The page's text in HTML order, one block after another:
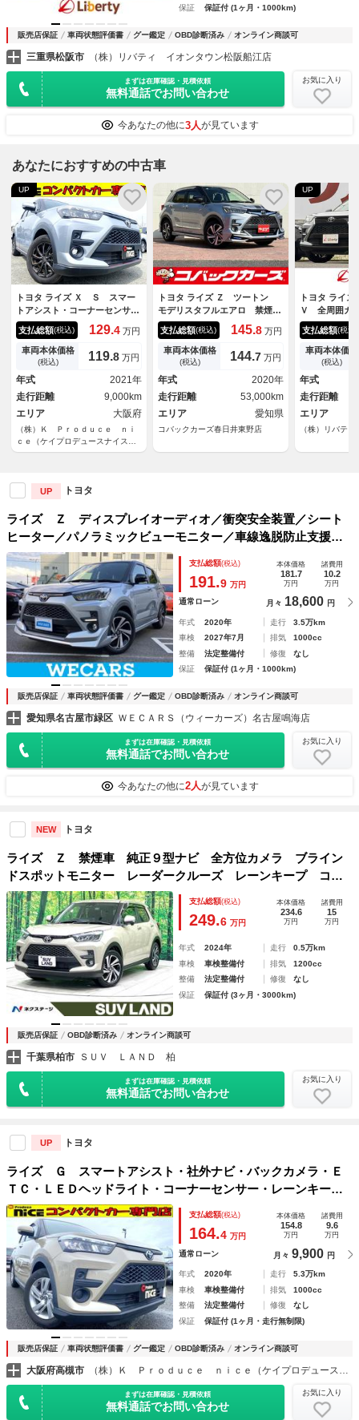
保証
保証付 (1ヶ月・1000km)
販売店保証 車両状態評価書 グー鑑定 OBD診断済み オンライン商談可
三重県松阪市 （株）リバティ イオンタウン松阪船江店
まずは在庫確認・見積依頼
無料通話でお問い合わせ
お気に入り
今あなたの他に3人が見ています
あなたにおすすめの中古車
UP
トヨタ ライズ Ｘ Ｓ スマー
トアシスト・コーナーセンサ
ー・ＬＥＤヘッドライト・純正
１６インチアルミホイール・フ
ォグランプ・ドライブレコーダ
ー・プッシュスタート・アイド
リングストップ・レーンキー
プ・スマートキー・オートライ
ト
支払総額(税込) 129.4 万円
車両本体価格
(税込) 119.8 万円
年式
2021年
走行距離
9,000km
エリア
大阪府
（株）Ｋ Ｐｒｏｄｕｃｅ ｎｉ
ｃｅ（ケイプロデュースナイス）
プリウス・コンパクトカー専門店
トヨタ ライズ Ｚ ツートン
モデリスタフルエアロ 禁煙
ナビＴＶ Ｂｌｕｅｔｏｏｔ
ｈ １オーナー ＬＥＤ 全周
囲カメラ シートヒータ 衝突
軽減ブレーキ レーダークルー
ズコントロール 障害物センサ
支払総額(税込) 145.8 万円
車両本体価格
(税込) 144.7 万円
年式
2020年
走行距離
53,000km
エリア
愛知県
コバックカーズ春日井東野店
UP
トヨタ ライ
Ｖ 全周囲カ
スソナー オ
トロール レ
突被害軽減
イト ＬＥＤ
ルミホイー
アイドリング
支払総額(税込)
車両本体価格
(税込)
年式
走行距離
エリア
（株）リバテ
UP トヨタ
ライズ Ｚ ディスプレイオーディオ／衝突安全装置／シート
ヒーター／パノラミックビューモニター／車線逸脱防止支援シ
ステム／ドライブレコーダー 前後／ヘッドランプ ＬＥＤ／
Ｂｌｕｅｔｏｏｔｈ接続／ＥＴＣ
支払総額(税込)
191.9 万円
本体価格
181.7
万円
諸費用
10.2
万円
通常ローン 月々 18,600 円
年式 2020年 走行
3.5万km
車検
2027年7月 排気
1000cc
整備
法定整備付 修復
なし
保証
保証付 (1ヶ月・1000km)
販売店保証 車両状態評価書 グー鑑定 OBD診断済み オンライン商談可
愛知県名古屋市緑区 ＷＥＣＡＲＳ（ウィーカーズ）名古屋鳴海店
まずは在庫確認・見積依頼
無料通話でお問い合わせ
お気に入り
今あなたの他に2人が見ています
NEW トヨタ
ライズ Ｚ 禁煙車 純正９型ナビ 全方位カメラ ブライン
ドスポットモニター レーダークルーズ レーンキープ コー
ナーセンサー 衝突軽減 シートヒーター ＨＤＭＩ ＬＥＤ
ヘッドライト 純正１７インチＡＷ ＥＴＣ
支払総額(税込)
249.6 万円
本体価格
234.6
万円
諸費用
15
万円
年式 2024年 走行
0.5万km
車検
車検整備付 排気
1200cc
整備
法定整備付 修復
なし
保証
保証付 (3ヶ月・3000km)
販売店保証 OBD診断済み オンライン商談可
千葉県柏市 ＳＵＶ ＬＡＮＤ 柏
まずは在庫確認・見積依頼
無料通話でお問い合わせ
お気に入り
UP トヨタ
ライズ Ｇ スマートアシスト・社外ナビ・バックカメラ・Ｅ
ＴＣ・ＬＥＤヘッドライト・コーナーセンサー・レーンキー
プ・Ｂｌｕｅｔｏｏｔｈ・フルセグＴＶ・前後ドラレコ・プッ
シュスタート・スマートキー・純正アルミ
支払総額(税込)
164.4 万円
本体価格
154.8
万円
諸費用
9.6
万円
通常ローン 月々 9,900 円
年式 2020年 走行
5.3万km
車検
車検整備付 排気
1000cc
整備
法定整備付 修復
なし
保証
保証付 (1ヶ月・走行無制限)
販売店保証 車両状態評価書 グー鑑定 OBD診断済み オンライン商談可
大阪府高槻市
まずは在庫確認・見積依頼
無料通話でお問い合わせ
お気に入り